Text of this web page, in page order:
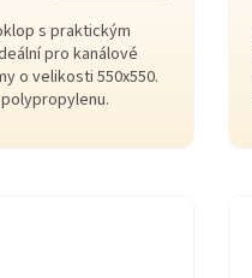
s praktickým
pro kanálové
o velikosti 550x550.